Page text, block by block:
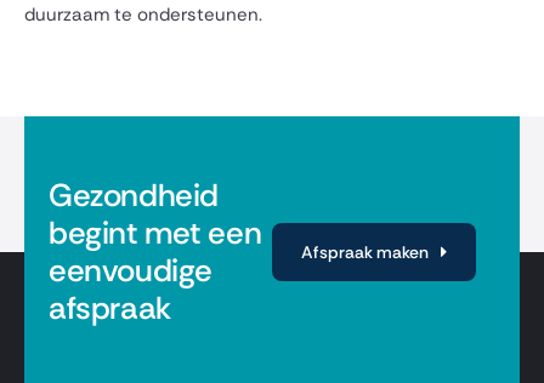
duurzaam te ondersteunen.
Gezondheid
begint met een
eenvoudige
afspraak
Afspraak maken